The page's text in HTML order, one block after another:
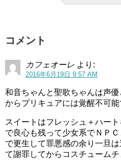
コメント
カフェオーレ より:
2016年6月19日 9:57 AM
和音ちゃんと聖歌ちゃんは声
からプリキュアには覚醒不可能
スイートはフレッシュ＋ハー
で良心も残って少女系でＮＰ
で更生して罪悪感の余り一旦
て謝罪してからコスチューム